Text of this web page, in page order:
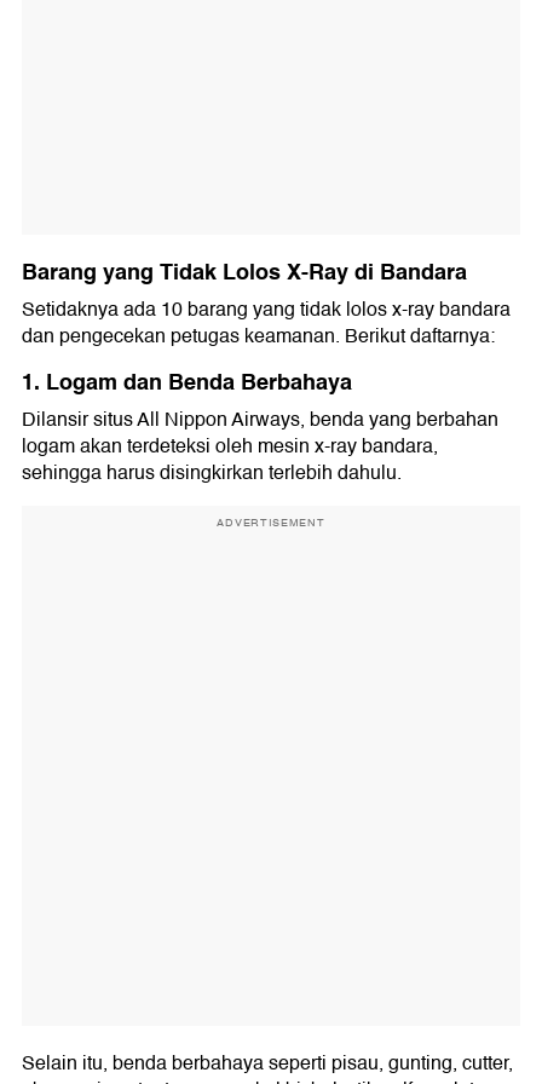
Barang yang Tidak Lolos X-Ray di Bandara
Setidaknya ada 10 barang yang tidak lolos x-ray bandara
dan pengecekan petugas keamanan. Berikut daftarnya:
1. Logam dan Benda Berbahaya
Dilansir situs All Nippon Airways, benda yang berbahan
logam akan terdeteksi oleh mesin x-ray bandara,
sehingga harus disingkirkan terlebih dahulu.
ADVERTISEMENT
Selain itu, benda berbahaya seperti pisau, gunting, cutter,